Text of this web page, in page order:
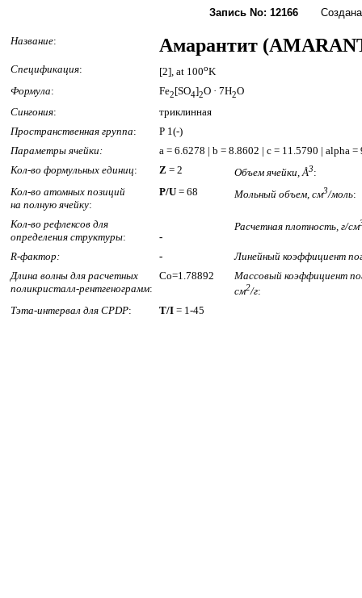
Запись No: 12166 Создана:
Название: Амарантит
Спецификация: [2], at 100oK
Формула: Fe2[SO4]2O · 7H2O
Сингония:
триклинная
Пространственная группа:
P 1(-)
Параметры ячейки:
a = 6.6278 | b = 8.8602 | c = 11.5790 | alpha
Кол-во формульных единиц: Z = 2 Объем ячейки, Å3:
Кол-во атомных позиций
на полную ячейку:
P/U = 68 Мольный объем, см3/моль:
Кол-во рефлексов для
определения структуры: -
Расчетная плотность, г/см
R-фактор: -
Линейный коэффициент
Длина волны для расчетных
поликристалл-рентгенограмм:
Co=1.78892
Массовый коэффициент
см2/г:
Тэта-интервал для CPDP: T/I = 1-45